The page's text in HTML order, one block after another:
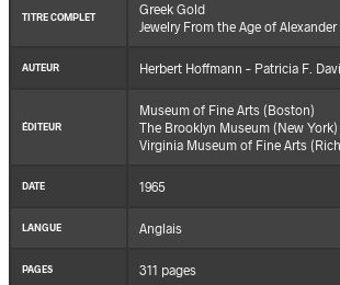
TITRE COMPLET
Greek Gold
Jewelry From the Age of Alexander
AUTEUR Herbert Hoffmann – Patricia F.
ÉDITEUR
Museum of Fine Arts (Boston)
The Brooklyn Museum (New York)
Virginia Museum of Fine Arts
DATE 1965
LANGUE Anglais
PAGES 311 pages